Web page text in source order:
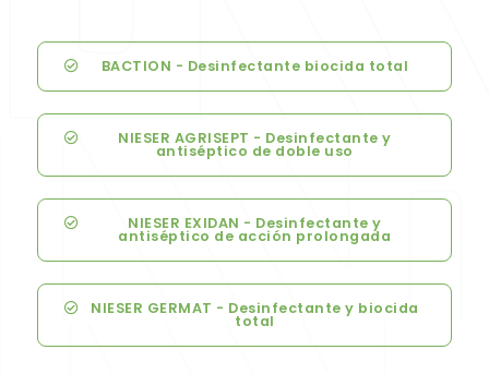
BACTION - Desinfectante biocida total
NIESER AGRISEPT - Desinfectante y
antiséptico de doble uso
NIESER EXIDAN - Desinfectante y
antiséptico de acción prolongada
NIESER GERMAT - Desinfectante y biocida
total